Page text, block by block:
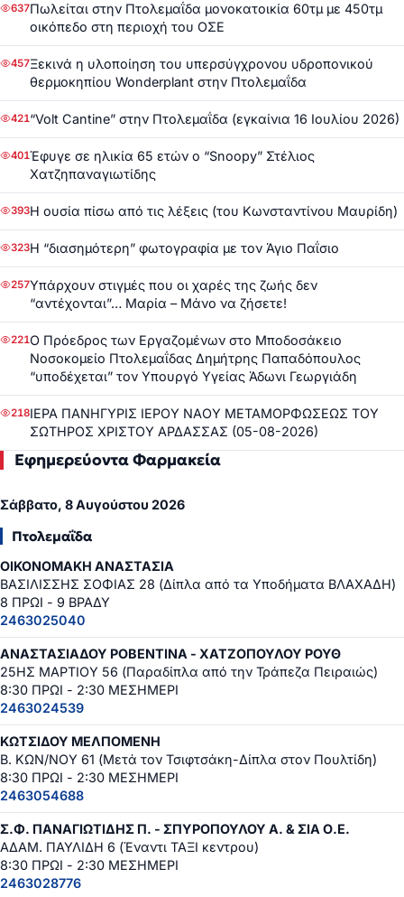
637Πωλείται στην Πτολεμαΐδα μονοκατοικία 60τμ με 450τμ
οικόπεδο στη περιοχή του ΟΣΕ
457Ξεκινά η υλοποίηση του υπερσύγχρονου υδροπονικού
θερμοκηπίου Wonderplant στην Πτολεμαΐδα
421“Volt Cantine” στην Πτολεμαΐδα (εγκαίνια 16 Ιουλίου 2026)
401Έφυγε σε ηλικία 65 ετών ο “Snoopy” Στέλιος
Χατζηπαναγιωτίδης
393Η ουσία πίσω από τις λέξεις (του Κωνσταντίνου Μαυρίδη)
323Η “διασημότερη” φωτογραφία με τον Άγιο Παΐσιο
257Υπάρχουν στιγμές που οι χαρές της ζωής δεν
“αντέχονται”… Μαρία – Μάνο να ζήσετε!
221Ο Πρόεδρος των Εργαζομένων στο Μποδοσάκειο
Νοσοκομείο Πτολεμαΐδας Δημήτρης Παπαδόπουλος
“υποδέχεται” τον Υπουργό Υγείας Άδωνι Γεωργιάδη
218ΙΕΡΑ ΠΑΝΗΓΥΡΙΣ ΙΕΡΟΥ ΝΑΟΥ ΜΕΤΑΜΟΡΦΩΣΕΩΣ ΤΟΥ
ΣΩΤΗΡΟΣ ΧΡΙΣΤΟΥ ΑΡΔΑΣΣΑΣ (05-08-2026)
Εφημερεύοντα Φαρμακεία
Σάββατο, 8 Αυγούστου 2026
Πτολεμαΐδα
ΟΙΚΟΝΟΜΑΚΗ ΑΝΑΣΤΑΣΙΑ
ΒΑΣΙΛΙΣΣΗΣ ΣΟΦΙΑΣ 28 (Δίπλα από τα Υποδήματα ΒΛΑΧΑΔΗ)
8 ΠΡΩΙ - 9 ΒΡΑΔΥ
2463025040
ΑΝΑΣΤΑΣΙΑΔΟΥ ΡΟΒΕΝΤΙΝΑ - ΧΑΤΖΟΠΟΥΛΟΥ ΡΟΥΘ
25ΗΣ ΜΑΡΤΙΟΥ 56 (Παραδίπλα από την Τράπεζα Πειραιώς)
8:30 ΠΡΩΙ - 2:30 ΜΕΣΗΜΕΡΙ
2463024539
ΚΩΤΣΙΔΟΥ ΜΕΛΠΟΜΕΝΗ
Β. ΚΩΝ/ΝΟΥ 61 (Μετά τον Τσιφτσάκη-Δίπλα στον Πουλτίδη)
8:30 ΠΡΩΙ - 2:30 ΜΕΣΗΜΕΡΙ
2463054688
Σ.Φ. ΠΑΝΑΓΙΩΤΙΔΗΣ Π. - ΣΠΥΡΟΠΟΥΛΟΥ Α. & ΣΙΑ Ο.Ε.
ΑΔΑΜ. ΠΑΥΛΙΔΗ 6 (Έναντι ΤΑΞΙ κεντρου)
8:30 ΠΡΩΙ - 2:30 ΜΕΣΗΜΕΡΙ
2463028776